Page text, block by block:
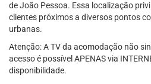
de João Pessoa. Essa localização
clientes próximos a diversos pontos
urbanas.
Atenção: A TV da acomodação não
acesso é possível APENAS via
disponibilidade.